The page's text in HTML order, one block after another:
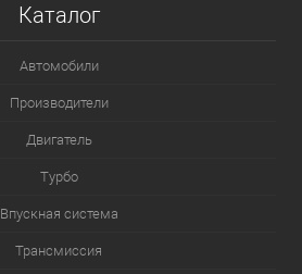
Каталог
Автомобили
Производители
Двигатель
Турбо
Впускная система
Трансмиссия